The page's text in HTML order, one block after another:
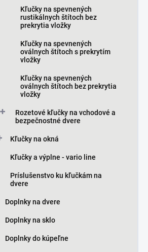
Kľučky na spevnených
rustikálnych štítoch bez
prekrytia vložky
Kľučky na spevnených
oválnych štítoch s prekrytím
vložky
Kľučky na spevnených
oválnych štítoch bez prekrytia
vložky
Rozetové kľučky na vchodové a
bezpečnostné dvere
Kľučky na okná
Kľučky a výplne - vario line
Príslušenstvo ku kľučkám na
dvere
Doplnky na dvere
Doplnky na sklo
Doplnky do kúpeľne